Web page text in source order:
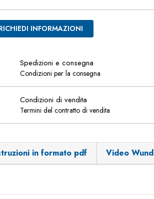
INFORMAZIONI
Spedizioni e consegna
Condizioni per la consegna
Condizioni di vendita
Termini del contratto di vendita
in formato pdf Video